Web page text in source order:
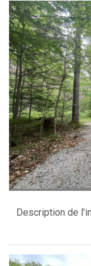
Description de